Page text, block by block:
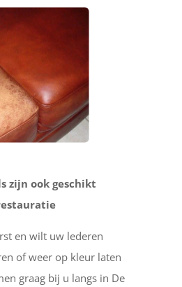
zijn ook geschikt
en wilt uw lederen
of weer op kleur laten
graag bij u langs in De